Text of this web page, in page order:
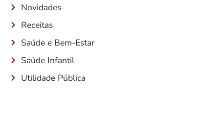
Novidades
Receitas
Saúde e Bem-Estar
Saúde Infantil
Utilidade Pública